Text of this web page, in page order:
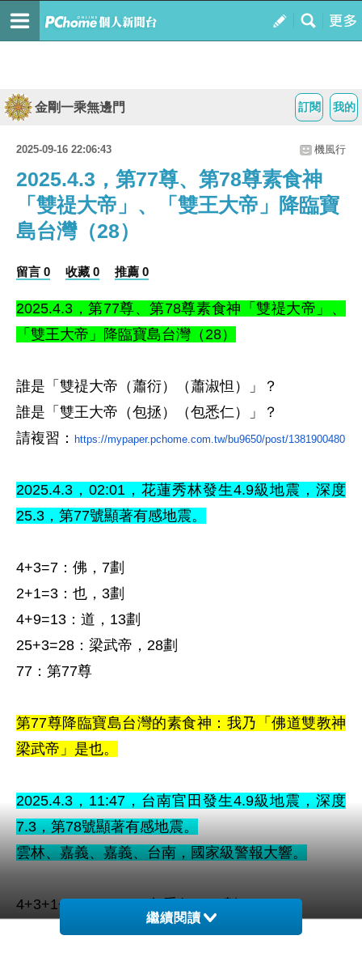
我的
訂閱
金剛一乘無邊門
2025-09-16 22:06:43 機風行
2025.4.3，第77尊、第78尊素食神
「雙禔大帝」、「雙王大帝」降臨寶
島台灣（28）
留言 0 收藏 0 推薦 0
2025.4.3，第77尊、第78尊素食神「雙禔大帝」、
「雙王大帝 」 降臨寶島台灣 （28）
誰是「雙禔大帝（蕭衍）（蕭淑怛）」
？
誰是「雙王大帝（包拯）（包悉仁）」
？
請複習 ： https://mypaper.pchome.com.tw/bu9650/post/1381900480
2025.4.3 ，02:01，花蓮秀林發生4.9級地震， 深度
25.3， 第77號顯著有感地震。
4+3=7 ：佛，7劃
2+1=3 ：也，3劃
4+9=13 ：道，13劃
25+3=28 ：梁武帝，28劃
77 ：第77尊
第77尊降臨寶島台灣的素食神：我乃「佛道雙教神
梁武帝」是也。
2025.4.3 ，11:47，台南官田 發生4.9級地震， 深度
7.3， 第78號顯著有感地震。
雲林、嘉義、嘉義、台南，國家級警報大響。
4+3+1+1+4+7=20
4+9=13
繼續閱讀